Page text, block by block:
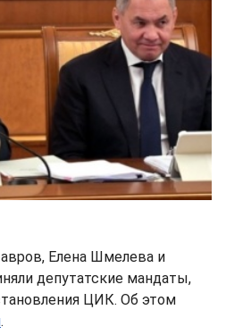
Елена Шмелева и
депутатские мандаты,
ЦИК. Об этом
.